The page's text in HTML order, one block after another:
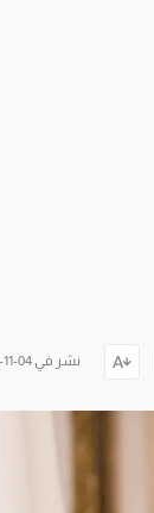
نشر في 04-11-2025